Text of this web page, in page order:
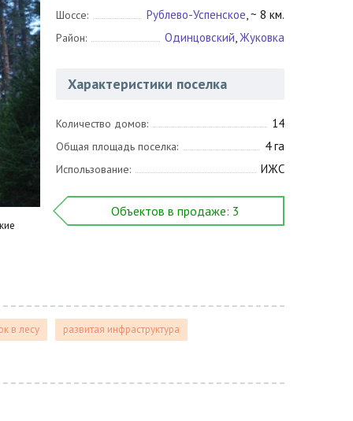
Шоссе: Рублево-Успенское, ~ 8 км.
Район: Одинцовский,Жуковка
Характеристики поселка
Количество домов: 14
Общая площадь поселка: 4 га
Использование: ИЖС
Объектов в продаже: 3
в лесу развитая инфраструктура